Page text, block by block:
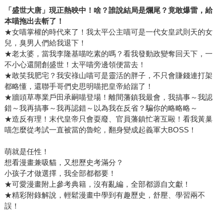
「盛世大唐」現正熱映中！啥？誰說結局是爛尾？竟敢爆雷，給
本喵拖出去斬了！
★女喵掌權的時代來了！我太平公主喵可是一代女皇武則天的女
兒，臭男人們給我退下！
★老太婆，當我李隆基喵吃素的嗎？看我發動政變奪回天下，一
不小心還開創盛世！太平喵旁邊領便當去！
★敢笑我肥宅？我安祿山喵可是靈活的胖子，不只會賺錢連打架
都略懂，還聯手哥們史思明喵把皇帝給踹了！
★牆頭草專業戶田承嗣喵登場！離間藩鎮我最會，我搞事～我認
錯～我再搞事～我再認錯～以為我在反省？騙你的略略略～
★造反有理！末代皇帝只會耍廢、官員藩鎮忙著互毆！看我黃巢
喵怎麼從考試一直被當的魯蛇，翻身變成起義軍大BOSS！
萌就是任性！
想看漫畫兼吸貓，又想歷史考滿分？
小孩子才做選擇，我全部都都要！
★可愛漫畫附上參考典籍，沒有亂編，全部都源自文獻！
★精彩附錄解說，輕鬆漫畫中學到有趣歷史，舒壓、學習兩不
誤！